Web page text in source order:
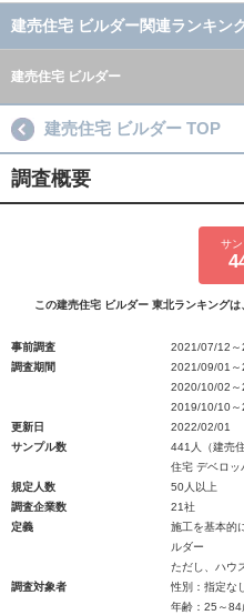
建売住宅 ビルダー関連ランキン
建売住宅 ビルダー
建売住宅 ビルダー TOP
調査概要
サ
この建売住宅 ビルダー 東北ランキング
事前調査
2021/07/12～
調査期間
2021/09/01～
2020/10/02
2019/10/10
更新日
2022/02/01
サンプル数
441人（建売
住宅 デベロッ
規定人数
50人以上
調査企業数
21社
定義
施工を基本的
ルダー
ただし、ハウ
調査対象者
性別：指定なし
年齢：25～84